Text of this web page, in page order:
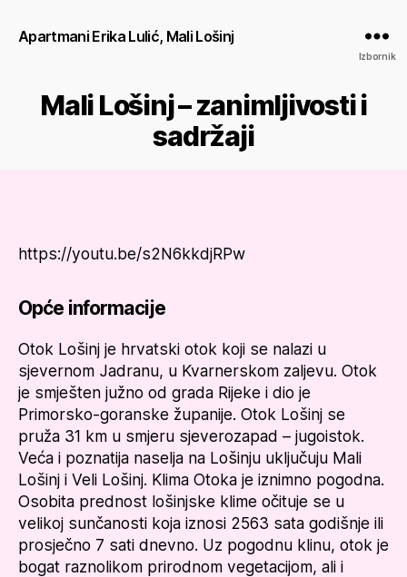
Apartmani Erika Lulić, Mali Lošinj
Izbornik
Mali Lošinj – zanimljivosti i
sadržaji
https://youtu.be/s2N6kkdjRPw
Opće informacije
Otok Lošinj je hrvatski otok koji se nalazi u
sjevernom Jadranu, u Kvarnerskom zaljevu. Otok
je smješten južno od grada Rijeke i dio je
Primorsko-goranske županije. Otok Lošinj se
pruža 31 km u smjeru sjeverozapad – jugoistok.
Veća i poznatija naselja na Lošinju uključuju Mali
Lošinj i Veli Lošinj. Klima Otoka je iznimno pogodna.
Osobita prednost lošinjske klime očituje se u
velikoj sunčanosti koja iznosi 2563 sata godišnje ili
prosječno 7 sati dnevno. Uz pogodnu klinu, otok je
bogat raznolikom prirodnom vegetacijom, ali i